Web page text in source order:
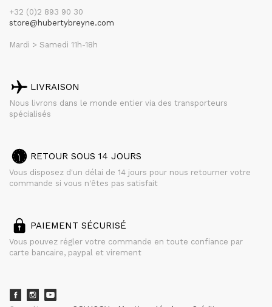
+32 (0)2 893 90 30
store@hubertybreyne.com
Mardi > Samedi 11h-18h
LIVRAISON
Nous livrons dans le monde entier via des transporteurs
spécialisés
RETOUR SOUS 14 JOURS
Vous disposez d'un délai de 14 jours pour nous retourner votre
commande si vous n'êtes pas satisfait
PAIEMENT SÉCURISÉ
Vous pouvez régler votre commande en toute confiance par
carte bancaire, paypal et virement